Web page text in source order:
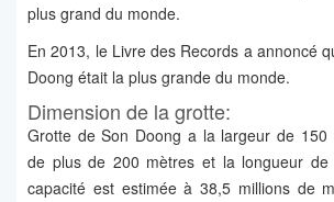
plus grand du monde.
En 2013, le Livre des Records a annoncé
Doong était la plus grande du monde.
Dimension de la grotte:
Grotte de Son Doong a la largeur de 150
de plus de 200 mètres et la longueur
capacité est estimée à 38,5 millions de